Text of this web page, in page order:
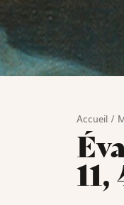
Accueil/
11,